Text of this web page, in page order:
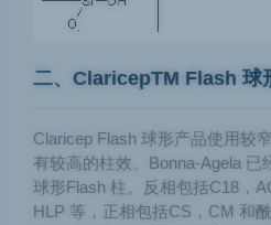
二、ClaricepTM Flash 球
Claricep Flash 球形产品使用较
有较高的柱效。Bonna-Agela 已
球形Flash 柱。反相包括C18，
HLP 等，正相包括CS，CM 和酰